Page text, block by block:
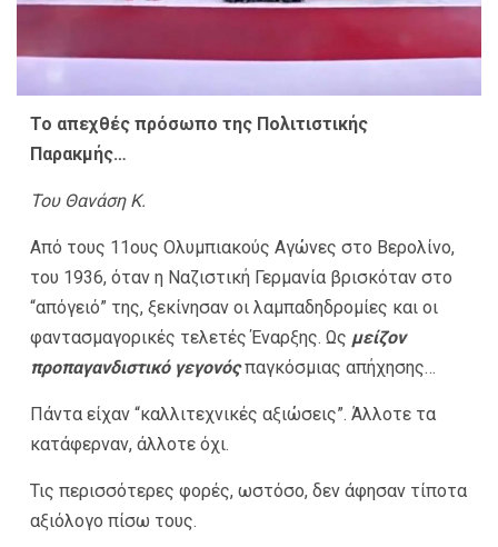
Το απεχθές πρόσωπο της Πολιτιστικής
Παρακμής…
Του Θανάση Κ.
Από τους 11ους Ολυμπιακούς Αγώνες στο Βερολίνο,
του 1936, όταν η Ναζιστική Γερμανία βρισκόταν στο
“απόγειό” της, ξεκίνησαν οι λαμπαδηδρομίες και οι
φαντασμαγορικές τελετές Έναρξης. Ως μείζον
προπαγανδιστικό γεγονόςπαγκόσμιας απήχησης…
Πάντα είχαν “καλλιτεχνικές αξιώσεις”. Άλλοτε τα
κατάφερναν, άλλοτε όχι.
Τις περισσότερες φορές, ωστόσο, δεν άφησαν τίποτα
αξιόλογο πίσω τους.